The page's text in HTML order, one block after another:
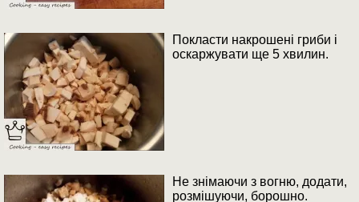
Покласти накрошені гриби і
оскаржувати ще 5 хвилин.
Не знімаючи з вогню, додати,
розмішуючи, борошно.